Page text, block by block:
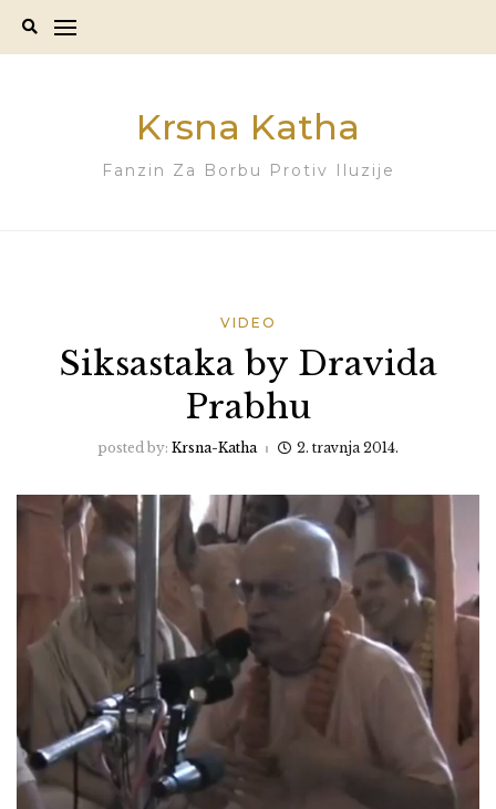
Krsna Katha
Fanzin Za Borbu Protiv Iluzije
VIDEO
Siksastaka by Dravida
Prabhu
posted by: Krsna-Katha 2. travnja 2014.